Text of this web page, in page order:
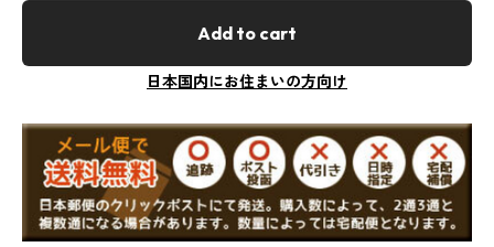
Add to cart
日本国内にお住まいの方向け